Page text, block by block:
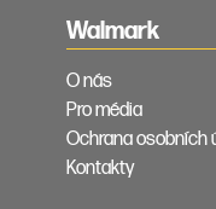
Walmark
O nás
Pro média
Ochrana osobních
Kontakty